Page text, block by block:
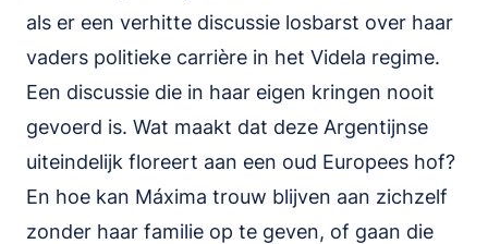
als er een verhitte discussie losbarst over haar
vaders politieke carrière in het Videla regime.
Een discussie die in haar eigen kringen nooit
gevoerd is. Wat maakt dat deze Argentijnse
uiteindelijk floreert aan een oud Europees hof?
En hoe kan Máxima trouw blijven aan zichzelf
zonder haar familie op te geven, of gaan die